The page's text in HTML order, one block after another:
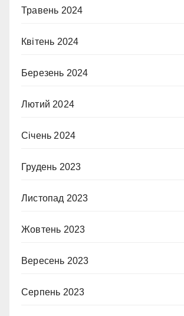
Травень 2024
Квітень 2024
Березень 2024
Лютий 2024
Січень 2024
Грудень 2023
Листопад 2023
Жовтень 2023
Вересень 2023
Серпень 2023